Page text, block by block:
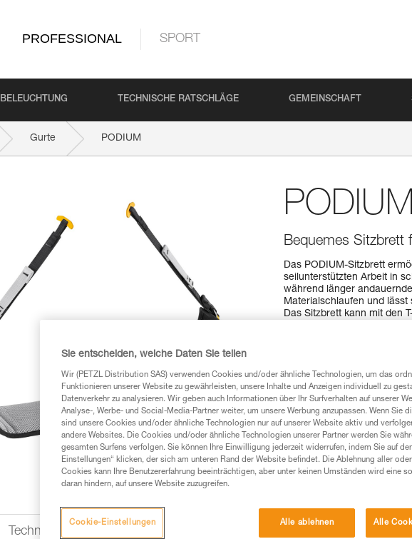
PROFESSIONAL SPORT
BELEUCHTUNG TECHNISCHE RATSCHLÄGE GEMEINSCHAFT
Gurte PODIUM
PODIUM
Bequemes Sitzbrett
Das PODIUM-Sitzbrett
seilunterstützten Arbeit in
während länger
Materialschlaufen und
Das Sitzbrett kann mit den
werden, oder mit
Einen Händler finden
Technische Informationen
Sie entscheiden, welche Daten Sie teilen
Wir (PETZL Distribution SAS) verwenden Cookies und/oder ähnliche Technologien, um das
Funktionieren unserer Website zu gewährleisten, unsere Inhalte und Anzeigen individuell zu
Datenverkehr zu analysieren. Wir geben auch Informationen über Ihr Surfverhalten auf unserer
Analyse-, Werbe- und Social-Media-Partner weiter, um unsere Werbung anzupassen. Wenn Sie
sind unsere Cookies und/oder ähnliche Technologien nur auf unserer Website aktiv und
andere Websites. Die Cookies und/oder ähnliche Technologien unserer Partner werden Sie
gesamten Surfens verfolgen. Sie können Ihre Einwilligung jederzeit widerrufen, indem Sie auf
Einstellungen“ klicken, der sich am unteren Rand der Website befindet. Die Ablehnung aller
Cookies kann Ihre Benutzererfahrung beeinträchtigen, aber unter keinen Umständen wird eine
daran hindern, auf unsere Website zuzugreifen.
Alle ablehnen Alle
Cookie-Einstellungen